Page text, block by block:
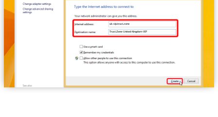
uk-vip.trust.zone
Trust.Zone-United-Kingdom-VIP